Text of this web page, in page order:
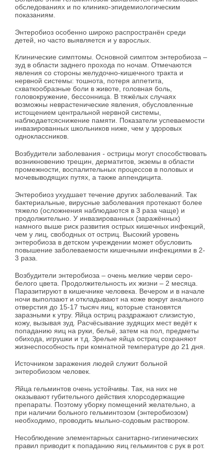
обследованиях и по клинико-эпидемиологическим
показаниям.
Энтеробиоз особенно широко распространён среди
детей, но часто выявляется и у взрослых.
Клинические симптомы. Основной симптом энтеробиоза –
зуд в области заднего прохода по ночам. Отмечаются
явления со стороны желудочно-кишечного тракта и
нервной системы: тошнота, потеря аппетита,
схваткообразные боли в животе, головная боль,
головокружение, бессонница. В тяжёлых случаях
возможны неврастенические явления, обусловленные
истощением центральной нервной системы,
наблюдаетсяснижение памяти. Показатели успеваемости
инвазированных школьников ниже, чем у здоровых
одноклассников.
Возбудители заболевания - острицы могут способствовать
возникновению трещин, дерматитов, экземы в области
промежности, воспалительных процессов в половых и
мочевыводящих путях, а также аппендицита.
Энтеробиоз ухудшает течение других заболеваний. Так
бактериальные, вирусные заболевания протекают более
тяжело (осложнения наблюдаются в 3 раза чаще) и
продолжительно. У инвазированных (заражённых)
намного выше риск развития острых кишечных инфекций,
чем у лиц, свободных от остриц. Высокий уровень
энтеробиоза в детском учреждении может обусловить
повышение заболеваемости кишечными инфекциями в 2-
3 раза.
Возбудители энтеробиоза – очень мелкие черви серо-
белого цвета. Продолжительность их жизни – 2 месяца.
Паразитируют в кишечнике человека. Вечером и в начале
ночи выползают и откладывают на коже вокруг анального
отверстия до 15-17 тысяч яиц, которые становятся
заразными к утру. Яйца остриц раздражают слизистую,
кожу, вызывая зуд. Расчёсывание зудящих мест ведёт к
попаданию яиц на руки, бельё, затем на пол, предметы
обихода, игрушки и т.д. Зрелые яйца остриц сохраняют
жизнеспособность при комнатной температуре до 21 дня.
Источником заражения людей служит больной
энтеробиозом человек.
Яйца гельминтов очень устойчивы. Так, на них не
оказывают губительного действия хлорсодержащие
препараты. Поэтому уборку помещений желательно, а
при наличии больного гельминтозом (энтеробиозом)
необходимо, проводить мыльно-содовым раствором.
Несоблюдение элементарных санитарно-гигиенических
правил приводит к попаданию яиц гельминтов с рук в рот.